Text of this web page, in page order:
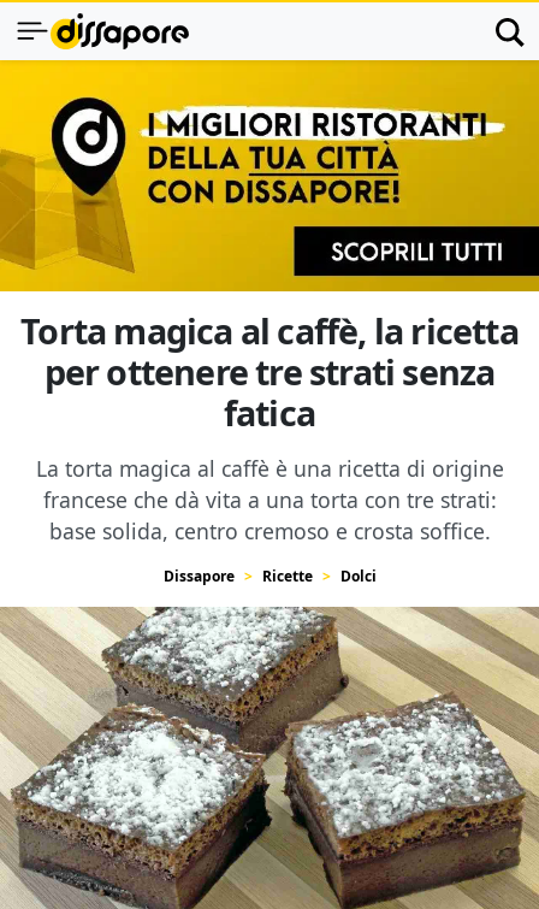
Torta magica al caffè, la ricetta
per ottenere tre strati senza
fatica
La torta magica al caffè è una ricetta di origine
francese che dà vita a una torta con tre strati:
base solida, centro cremoso e crosta soffice.
Dissapore Ricette Dolci